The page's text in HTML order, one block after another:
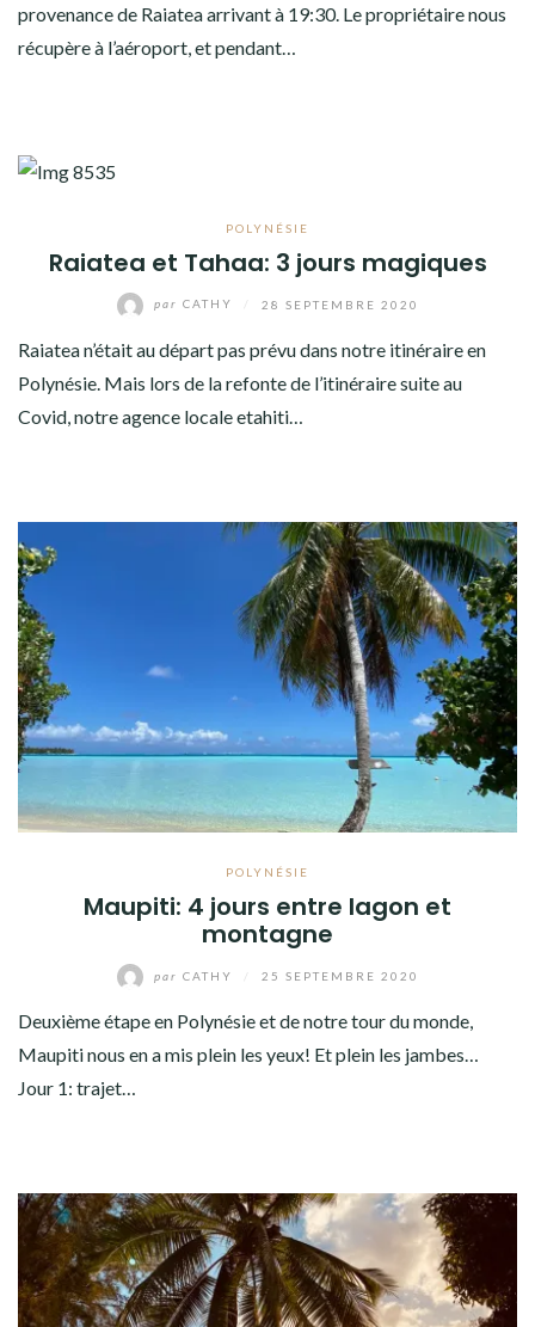
provenance de Raiatea arrivant à 19:30. Le propriétaire nous
récupère à l’aéroport, et pendant…
POLYNÉSIE
Raiatea et Tahaa: 3 jours magiques
par CATHY 28 SEPTEMBRE 2020
Raiatea n’était au départ pas prévu dans notre itinéraire en
Polynésie. Mais lors de la refonte de l’itinéraire suite au
Covid, notre agence locale etahiti…
POLYNÉSIE
Maupiti: 4 jours entre lagon et
montagne
par CATHY 25 SEPTEMBRE 2020
Deuxième étape en Polynésie et de notre tour du monde,
Maupiti nous en a mis plein les yeux! Et plein les jambes…
Jour 1: trajet…